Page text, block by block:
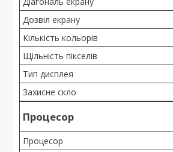
Дозвіл екрану
Кількість кольорів
Щільність пікселів
Тип дисплея
Захисне скло
Процесор
Процесор